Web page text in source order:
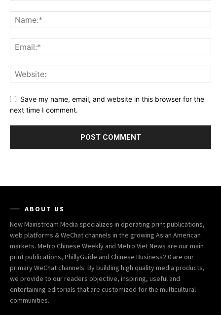
Save my name, email, and website in this browser for the
next time I comment.
ABOUT US
New Mainstream Media specializes in operating print publications,
web platforms & WeChat channels in the growing Asian American
markets. Metro Chinese Weekly and Metro Viet News are our main
print publications, PhillyGuide and Chinese Business2.0 are our
primary WeChat channels. By building high quality media products,
we provide to our readers objective, inspiring, useful and
entertaining editorials that are customized for the multicultural
communities.